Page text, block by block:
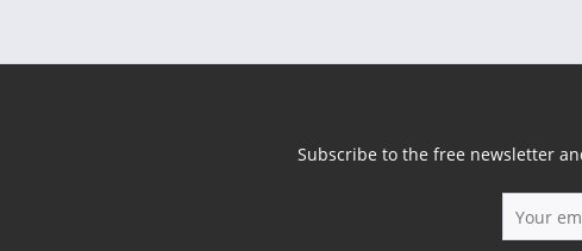
Subscribe to the free newsletter